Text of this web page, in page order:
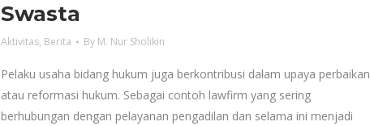
Swasta
Aktivitas, Berita By M. Nur Sholikin
Pelaku usaha bidang hukum juga berkontribusi dalam upaya perbaikan
atau reformasi hukum. Sebagai contoh lawfirm yang sering
berhubungan dengan pelayanan pengadilan dan selama ini menjadi